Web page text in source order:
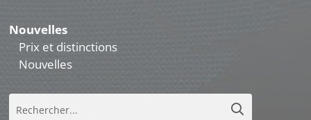
Nouvelles
Prix et distinctions
Nouvelles